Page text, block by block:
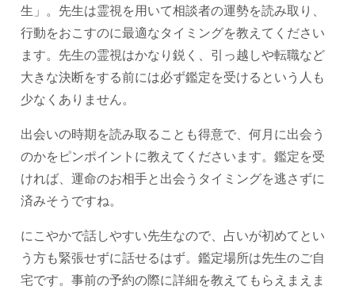
生」。先生は霊視を用いて相談者の運勢を読み取り、
行動をおこすのに最適なタイミングを教えてください
ます。先生の霊視はかなり鋭く、引っ越しや転職など
大きな決断をする前には必ず鑑定を受けるという人も
少なくありません。
出会いの時期を読み取ることも得意で、何月に出会う
のかをピンポイントに教えてくださいます。鑑定を受
ければ、運命のお相手と出会うタイミングを逃さずに
済みそうですね。
にこやかで話しやすい先生なので、占いが初めてとい
う方も緊張せずに話せるはず。鑑定場所は先生のご自
宅です。事前の予約の際に詳細を教えてもらえまえま